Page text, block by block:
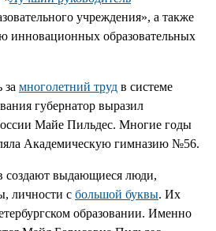
учреждения», а также
инновационных образовательных
за многолетний труд в системе
губернатор выразил
Майе Пильдес. Многие годы
Академическую гимназию №56.
создают выдающиеся люди,
личности с большой буквы. Их
образовании. Именно